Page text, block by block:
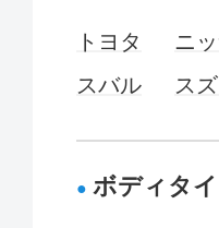
トヨタ ニ
スバル
ス
ボディタ